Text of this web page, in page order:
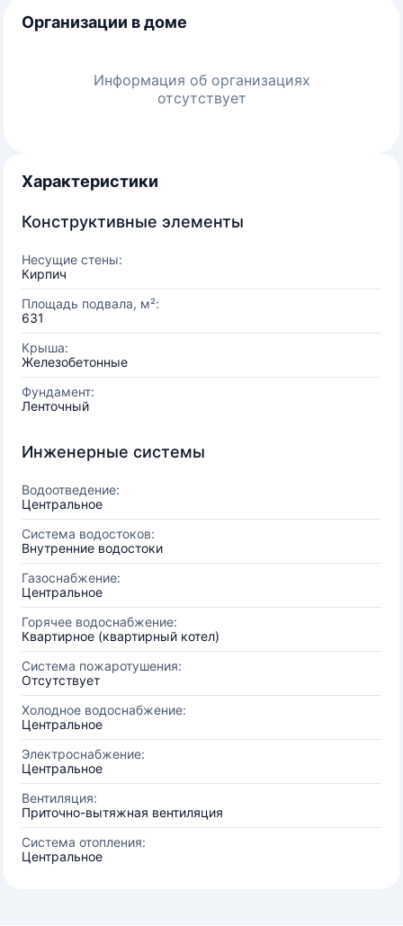
Организации в доме
Информация об организациях
отсутствует
Характеристики
Конструктивные элементы
Несущие стены:
Кирпич
Площадь подвала, м²:
631
Крыша:
Железобетонные
Фундамент:
Ленточный
Инженерные системы
Водоотведение:
Центральное
Система водостоков:
Внутренние водостоки
Газоснабжение:
Центральное
Горячее водоснабжение:
Квартирное (квартирный котел)
Система пожаротушения:
Отсутствует
Холодное водоснабжение:
Центральное
Электроснабжение:
Центральное
Вентиляция:
Приточно-вытяжная вентиляция
Система отопления:
Центральное